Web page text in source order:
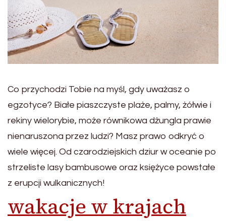
Co przychodzi Tobie na myśl, gdy uważasz o
egzotyce? Białe piaszczyste plaże, palmy, żółwie i
rekiny wielorybie, może równikowa dżungla prawie
nienaruszona przez ludzi? Masz prawo odkryć o
wiele więcej. Od czarodziejskich dziur w oceanie po
strzeliste lasy bambusowe oraz księżyce powstałe
z erupcji wulkanicznych!
wakacje w krajach